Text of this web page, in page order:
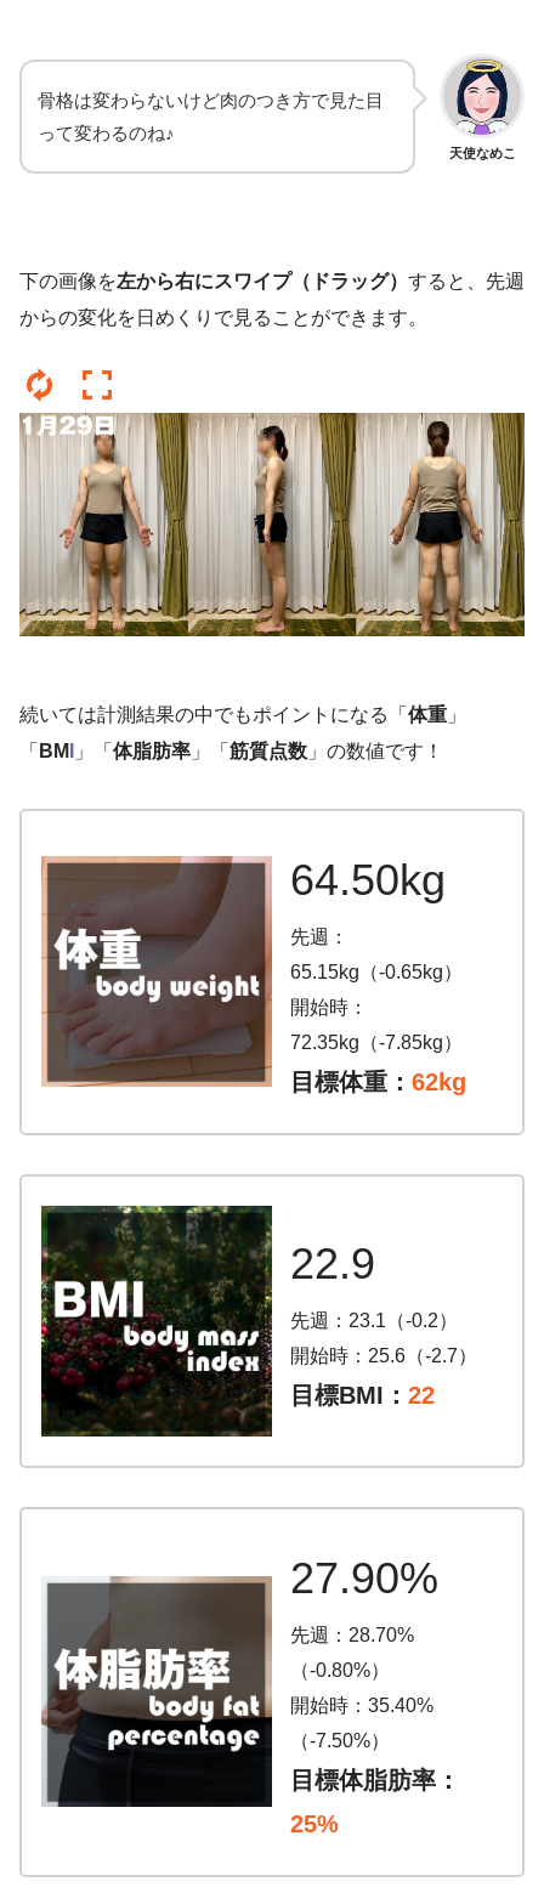
天使なめこ
骨格は変わらないけど肉のつき方で見た目
って変わるのね♪
下の画像を左から右にスワイプ（ドラッグ） すると、先週
からの変化を日めくりで見ることができます。
続いては計測結果の中でもポイントになる「 体重 」
「 BM 」「 体脂肪率 」「 筋質点数 」の数値です！
64.50kg
先週：
65.15kg（-0.65kg）
開始時：
72.35kg（-7.85kg）
目標体重：62kg
22.9
先週：23.1（-0.2）
開始時：25.6（-2.7）
目標BMI：22
27.90%
先週：28.70%
（-0.80%）
開始時：35.40%
（-7.50%）
目標体脂肪率：
25%